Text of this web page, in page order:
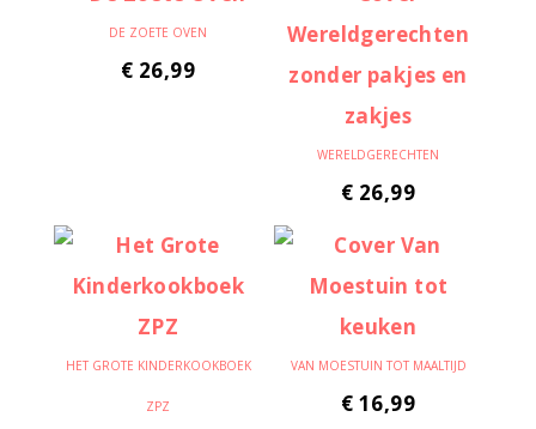
DE ZOETE OVEN
€ 26,99
WERELDGERECHTEN
€ 26,99
HET GROTE KINDERKOOKBOEK
ZPZ
VAN MOESTUIN TOT MAALTIJD
€ 16,99